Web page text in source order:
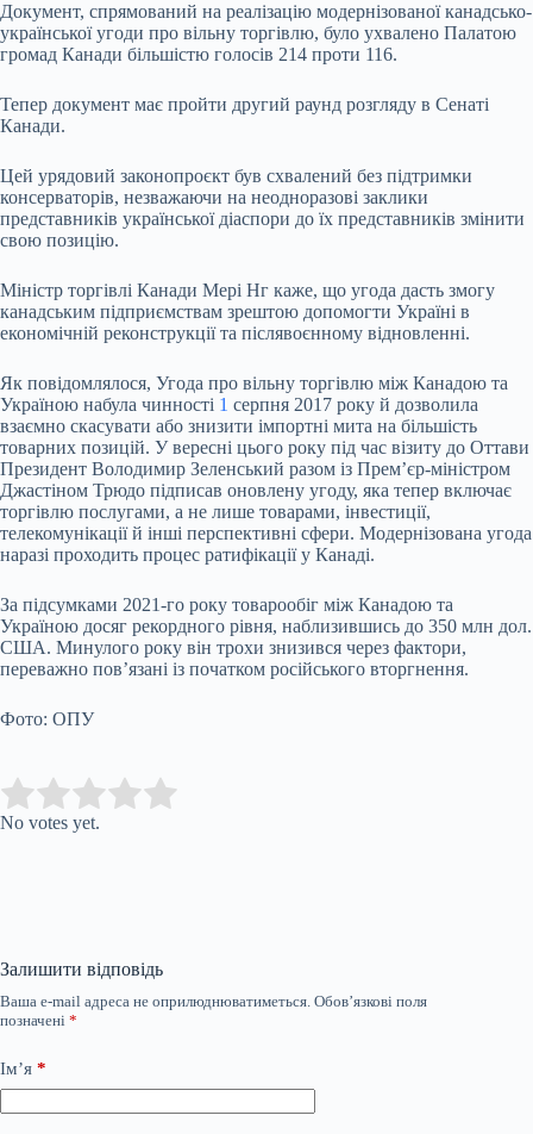
Документ, спрямований на реалізацію модернізованої канадсько-
української угоди про вільну торгівлю, було ухвалено Палатою
громад Канади більшістю голосів 214 проти 116.
Тепер документ має пройти другий раунд розгляду в Сенаті
Канади.
Цей урядовий законопроєкт був схвалений без підтримки
консерваторів, незважаючи на неодноразові заклики
представників української діаспори до їх представників змінити
свою позицію.
Міністр торгівлі Канади Мері Нг каже, що угода дасть змогу
канадським підприємствам зрештою допомогти Україні в
економічній реконструкції та післявоєнному відновленні.
Як повідомлялося, Угода про вільну торгівлю між Канадою та
Україною набула чинності 1 серпня 2017 року й дозволила
взаємно скасувати або знизити імпортні мита на більшість
товарних позицій. У вересні цього року під час візиту до Оттави
Президент Володимир Зеленський разом із Прем’єр-міністром
Джастіном Трюдо підписав оновлену угоду, яка тепер включає
торгівлю послугами, а не лише товарами, інвестиції,
телекомунікації й інші перспективні сфери. Модернізована угода
наразі проходить процес ратифікації у Канаді.
За підсумками 2021-го року товарообіг між Канадою та
Україною досяг рекордного рівня, наблизившись до 350 млн дол.
США. Минулого року він трохи знизився через фактори,
переважно пов’язані із початком російського вторгнення.
Фото: ОПУ
Rate this item:
No votes yet.
Залишити відповідь
Ваша e-mail адреса не оприлюднюватиметься. Обов’язкові поля
позначені *
Ім’я *